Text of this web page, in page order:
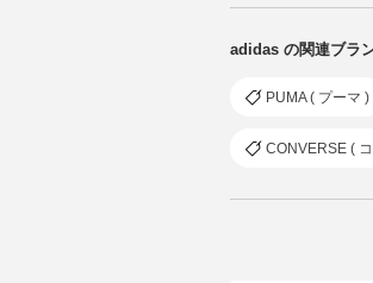
adidas の関連ブラ
PUMA ( プーマ )
CONVERSE (